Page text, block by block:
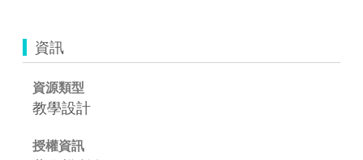
資訊
資源類型
教學設計
授權資訊